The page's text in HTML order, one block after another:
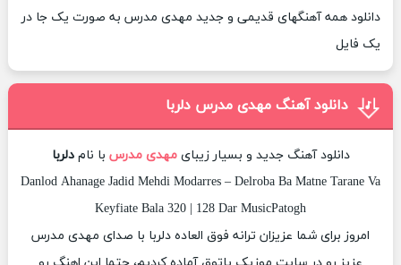
دانلود همه آهنگهای قدیمی و جدید مهدی مدرس به صورت یک جا در
یک فایل
دانلود آهنگ مهدی مدرس دلربا
دانلود آهنگ جدید و بسیار زیبایمهدی مدرس با نامدلربا
Danlod Ahanage Jadid Mehdi Modarres – Delroba Ba Matne Tarane Va
Keyfiate Bala 320 | 128 Dar MusicPatogh
امروز برای شما عزیزان ترانه فوق العاده دلربا با صدای مهدی مدرس